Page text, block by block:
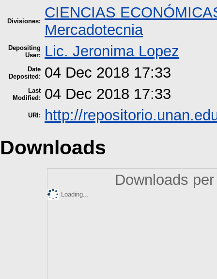
Divisiones:
CIENCIAS
Mercadotecnia
Depositing
User:
Lic. Jeronima Lopez
Date
Deposited:
04 Dec 2018 17:33
Last
Modified:
04 Dec 2018 17:33
URI: http://
Downloads
Downloads
Loading...